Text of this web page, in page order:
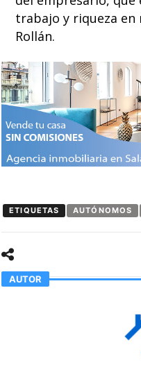
trabajo y riqueza en
Rollán.
ETIQUETAS AUTÓNOMOS
AUTOR